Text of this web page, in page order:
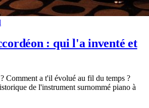
: qui l'a inventé et
Comment a t'il évolué au fil du temps ?
de l'instrument surnommé piano à